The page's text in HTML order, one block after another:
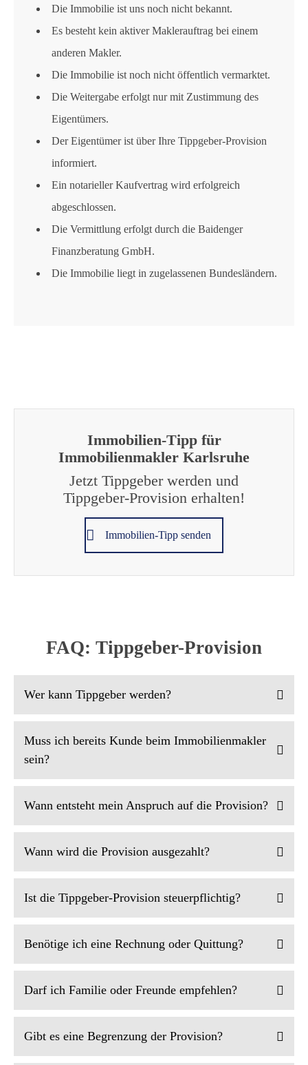
Die Immobilie ist uns noch nicht bekannt.
Es besteht kein aktiver Maklerauftrag bei einem
anderen Makler.
Die Immobilie ist noch nicht öffentlich vermarktet.
Die Weitergabe erfolgt nur mit Zustimmung des
Eigentümers.
Der Eigentümer ist über Ihre Tippgeber-Provision
informiert.
Ein notarieller Kaufvertrag wird erfolgreich
abgeschlossen.
Die Vermittlung erfolgt durch die Baidenger
Finanzberatung GmbH.
Die Immobilie liegt in zugelassenen Bundesländern.
Immobilien-Tipp für
Immobilienmakler Karlsruhe
Jetzt Tippgeber werden und
Tippgeber-Provision erhalten!
Immobilien-Tipp senden
FAQ: Tippgeber-Provision
Wer kann Tippgeber werden?
Muss ich bereits Kunde beim Immobilienmakler
sein?
Wann entsteht mein Anspruch auf die Provision?
Wann wird die Provision ausgezahlt?
Ist die Tippgeber-Provision steuerpflichtig?
Benötige ich eine Rechnung oder Quittung?
Darf ich Familie oder Freunde empfehlen?
Gibt es eine Begrenzung der Provision?
© 2026 Baidenger Finanzberatung GmbH, Richard-Wagner-Straße
9, 76185 Karlsruhe
Vertrag widerrufen